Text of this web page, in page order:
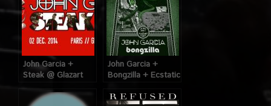
John Garcia +
Steak @ Glazart
(Paris) , le 02
Décembre 2014
John Garcia +
Bongzilla + Ecstatic
(Paris), le 3 Mai